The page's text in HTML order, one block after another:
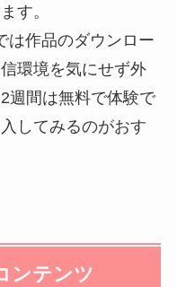
す。
は作品のダウンロー
環境を気にせず外
週間は無料で体験で
してみるのがおす
ンテンツ